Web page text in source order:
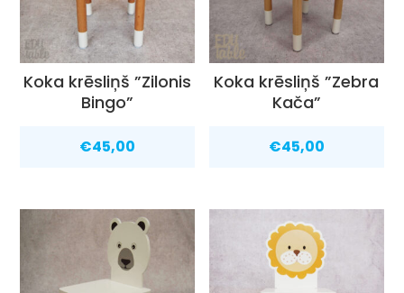
Koka krēsliņš ”Zilonis
Bingo”
€45,00
Koka krēsliņš ”Zebra
Kača”
€45,00